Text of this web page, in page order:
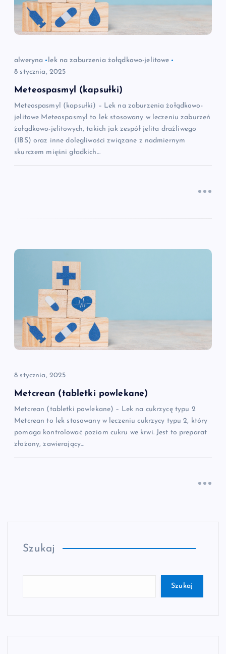
w
p
s
u
alweryna
lek na zaburzenia żołądkowo-jelitowe
8 stycznia, 2025
Meteospasmyl (kapsułki)
Meteospasmyl (kapsułki) – Lek na zaburzenia żołądkowo-
jelitowe Meteospasmyl to lek stosowany w leczeniu zaburzeń
żołądkowo-jelitowych, takich jak zespół jelita drażliwego
(IBS) oraz inne dolegliwości związane z nadmiernym
skurczem mięśni gładkich…
8 stycznia, 2025
Metcrean (tabletki powlekane)
Metcrean (tabletki powlekane) – Lek na cukrzycę typu 2
Metcrean to lek stosowany w leczeniu cukrzycy typu 2, który
pomaga kontrolować poziom cukru we krwi. Jest to preparat
złożony, zawierający…
Szukaj
Szukaj